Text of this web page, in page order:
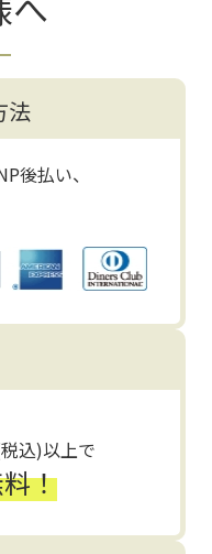
法
後払い、
込)以上で
！